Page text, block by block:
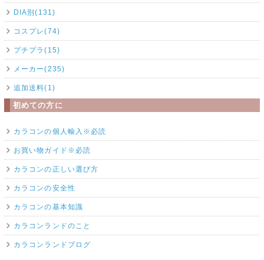
DIA別(131)
コスプレ(74)
プチプラ(15)
メーカー(235)
追加送料(1)
初めての方に
カラコンの個人輸入※必読
お買い物ガイド※必読
カラコンの正しい選び方
カラコンの安全性
カラコンの基本知識
カラコンランドのこと
カラコンランドブログ